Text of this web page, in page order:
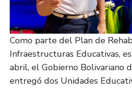
Como parte del Plan de
Infraestructuras Educativas,
abril, el Gobierno Bolivariano
entregó dos Unidades